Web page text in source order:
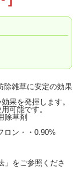
除雑草に安定の効果
果を発揮します。
可能です。
除草剤
ロン・・0.90%
」をご参照くださ